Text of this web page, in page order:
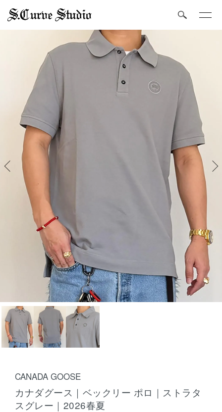
CANADA GOOSE
カナダグース｜ベックリー ポロ｜ストラタ
スグレー｜2026春夏